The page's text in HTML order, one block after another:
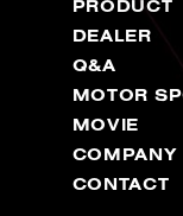
PRODUCT
DEALER
Q&A
MOTOR
MOVIE
COMPANY
CONTACT